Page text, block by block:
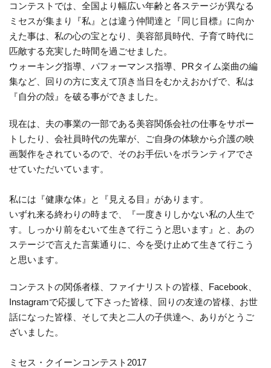
コンテストでは、全国より幅広い年齢と各ステージが異なる
ミセスが集まり『私』とは違う仲間達と『同じ目標』に向か
えた事は、私の心の宝となり、美容部員時代、子育て時代に
匹敵する充実した時間を過ごせました。
ウォーキング指導、パフォーマンス指導、PRタイム楽曲の編
集など、回りの方に支えて頂き当日をむかえおかげで、私は
『自分の殻』を破る事ができました。
現在は、夫の事業の一部である美容関係会社の仕事をサポー
トしたり、会社員時代の先輩が、ご自身の体験から介護の映
画製作をされているので、そのお手伝いをボランティアでさ
せていただいています。
私には『健康な体』と『見える目』があります。
いずれ来る終わりの時まで、『一度きりしかない私の人生で
す。しっかり前をむいて生きて行こうと思います』と、あの
ステージで言えた言葉通りに、今を受け止めて生きて行こう
と思います。
コンテストの関係者様、ファイナリストの皆様、Facebook、
Instagramで応援して下さった皆様、回りの友達の皆様、お世
話になった皆様、そして夫と二人の子供達へ、ありがとうご
ざいました。
ミセス・クイーンコンテスト2017